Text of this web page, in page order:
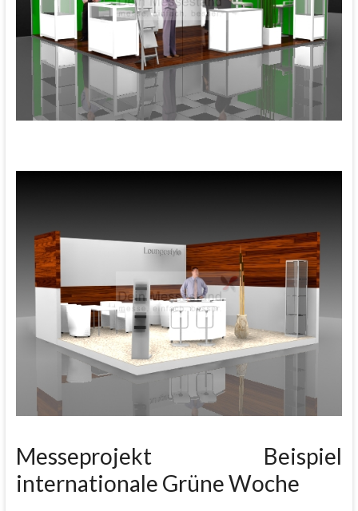
Messeprojekt Beispiel
internationale Grüne Woche